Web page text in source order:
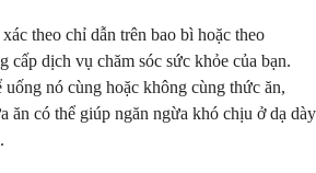
theo chỉ dẫn trên bao bì hoặc theo
cấp dịch vụ chăm sóc sức khỏe của bạn.
nó cùng hoặc không cùng thức ăn,
ăn có thể giúp ngăn ngừa khó chịu ở dạ dày